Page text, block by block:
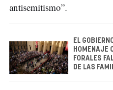
antisemitismo”.
EL
HOMENAJE
FORALES
DE LAS